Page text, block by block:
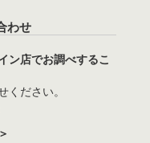
わせ
ン店でお調べするこ
ください。